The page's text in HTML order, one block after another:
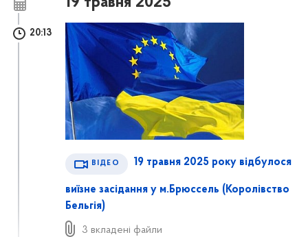
20:13
ВІДЕО 19 травня 2025 року відбулося
виїзне засідання у м.Брюссель (Королівство
Бельгія)
3 вкладені файли